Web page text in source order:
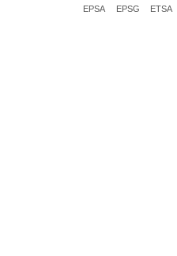
EPSA EPSG ETSA